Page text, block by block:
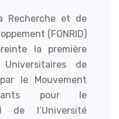
Recherche et de
(FONRID)
la première
de
le Mouvement
pour le
de l’Université